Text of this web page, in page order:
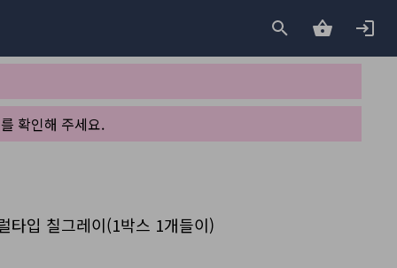
확인해 주세요.
타입 칠그레이(1박스 1개들이)